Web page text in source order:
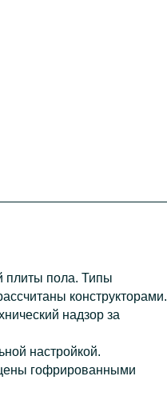
плиты пола. Типы
конструкторами.
надзор за
настройкой.
гофрированными